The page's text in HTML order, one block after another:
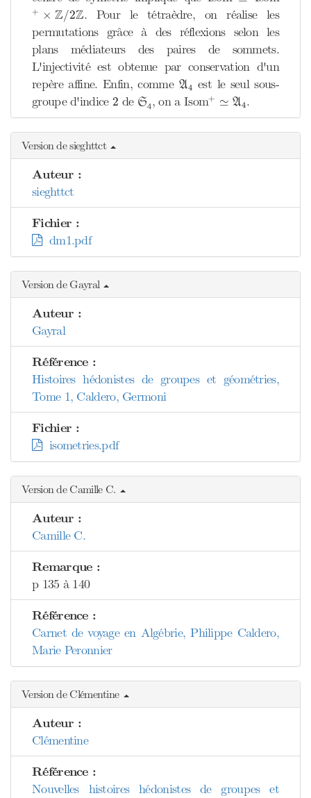
+ × Z/2Z
+ × Z/ 2Z . Pour le tétraèdre, on réalise les
permutations grâce à des réflexions selon les
plans médiateurs des paires de sommets.
L'injectivité est obtenue par conservation d'un
repère affine. Enfin, comme A4
A
est le seul sous-
groupe d'indice 2
2 de S4
S4 , on a Isom+ ≃ A4
+ A4 .
Version de sieghttct
Auteur :
sieghttct
Fichier :
dm1.pdf
Version de Gayral
Auteur :
Gayral
Référence :
Histoires hédonistes de groupes et géométries,
Tome 1, Caldero, Germoni
Fichier :
isometries.pdf
Version de Camille C.
Auteur :
Camille C.
Remarque :
p 135 à 140
Référence :
Carnet de voyage en Algébrie, Philippe Caldero,
Marie Peronnier
Version de Clémentine
Auteur :
Clémentine
Référence :
Nouvelles histoires hédonistes de groupes et